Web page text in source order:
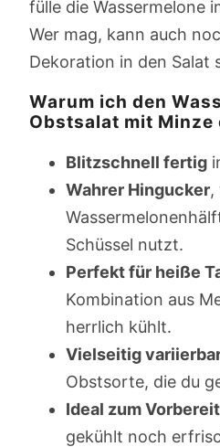
fülle die Wassermelone
Wer mag, kann auch
Dekoration in den Salat
Warum ich den
Obstsalat mit Minze
Blitzschnell fertig
Wahrer Hingucker,
Schüssel nutzt.
Perfekt für heiße
Kombination aus
herrlich kühlt.
Vielseitig
Obstsorte, die du
Ideal zum
gekühlt noch